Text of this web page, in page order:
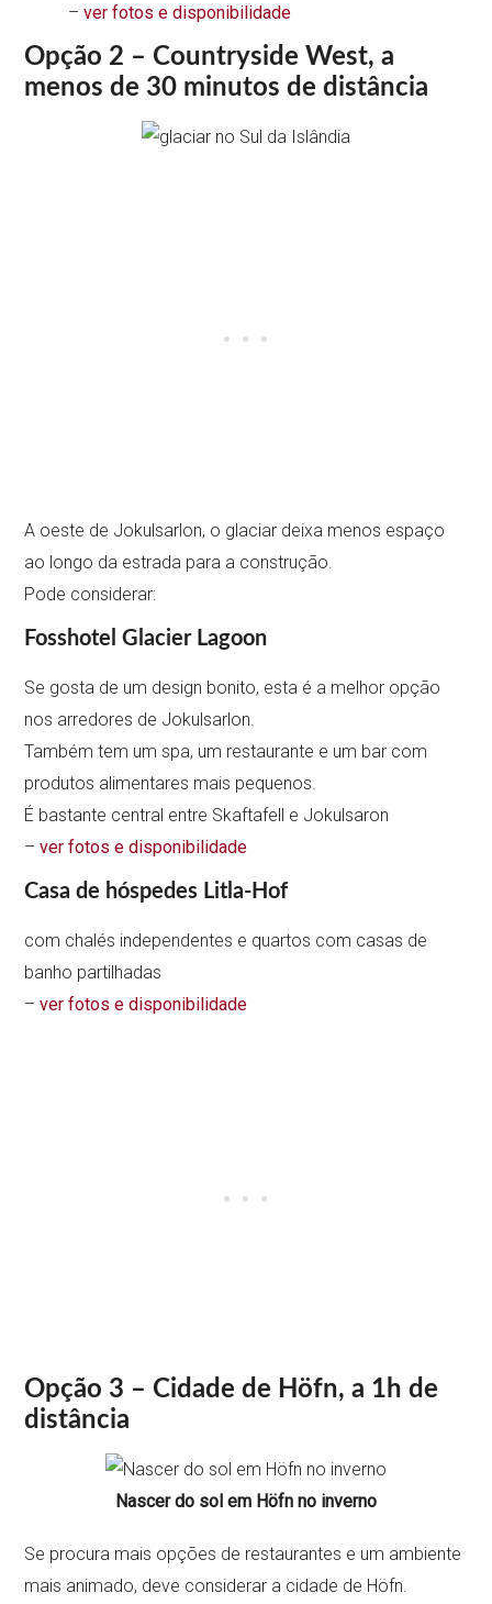
–ver fotos e disponibilidade
Opção 2 – Countryside West, a
menos de 30 minutos de distância
A oeste de Jokulsarlon, o glaciar deixa menos espaço
ao longo da estrada para a construção.
Pode considerar:
Fosshotel Glacier Lagoon
Se gosta de um design bonito, esta é a melhor opção
nos arredores de Jokulsarlon.
Também tem um spa, um restaurante e um bar com
produtos alimentares mais pequenos.
É bastante central entre Skaftafell e Jokulsaron
–ver fotos e disponibilidade
Casa de hóspedes Litla-Hof
com chalés independentes e quartos com casas de
banho partilhadas
–ver fotos e disponibilidade
Opção 3 – Cidade de Höfn, a 1h de
distância
Nascer do sol em Höfn no inverno
Se procura mais opções de restaurantes e um ambiente
mais animado, deve considerar a cidade de Höfn.